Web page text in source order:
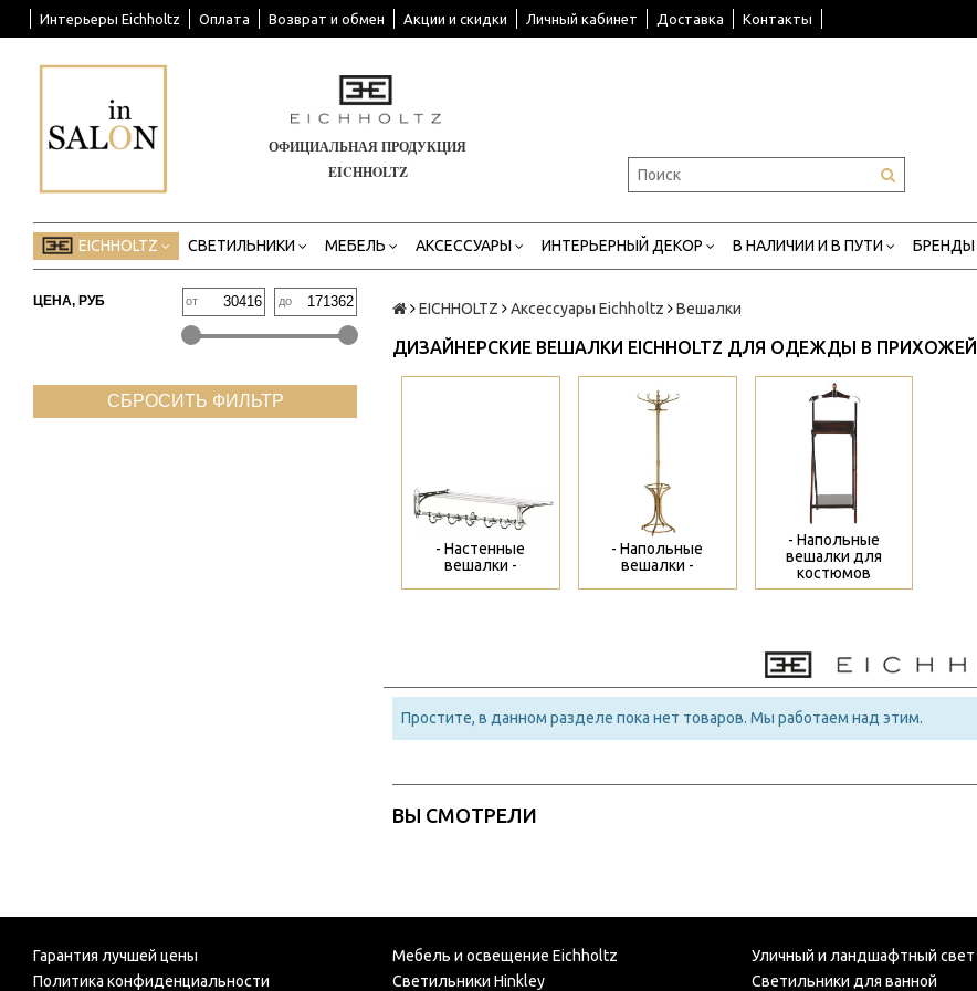
Интерьеры Eichholtz Оплата Возврат и обмен Акции и скидки Личный кабинет Доставка Контакты
ОФИЦИАЛЬНАЯ ПРОДУКЦИЯ
EICHHOLTZ
EICHHOLTZ СВЕТИЛЬНИКИ МЕБЕЛЬ АКСЕССУАРЫ ИНТЕРЬЕРНЫЙ ДЕКОР В НАЛИЧИИ И В ПУТИ БРЕНДЫ
ЦЕНА, РУБ от до
СБРОСИТЬ ФИЛЬТР
EICHHOLTZ Аксессуары Eichholtz Вешалки
ДИЗАЙНЕРСКИЕ ВЕШАЛКИ EICHHOLTZ ДЛЯ ОДЕЖДЫ В ПРИХОЖЕЙ
- Настенные
вешалки -
>
- Напольные
вешалки -
>
- Напольные
вешалки для
костюмов
Простите, в данном разделе пока нет товаров. Мы работаем над этим.
ВЫ СМОТРЕЛИ
Гарантия лучшей цены
Политика конфиденциальности
Мебель и освещение Eichholtz
Светильники Hinkley
Уличный и ландшафтный свет
Светильники для ванной